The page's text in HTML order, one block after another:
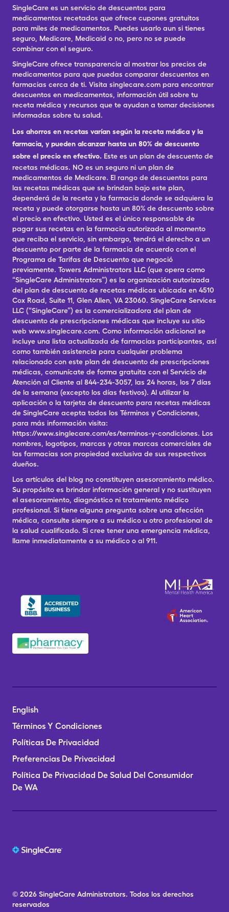
SingleCare es un servicio de descuentos para
medicamentos recetados que ofrece cupones gratuitos
para miles de medicamentos. Puedes usarlo aun si tienes
seguro, Medicare, Medicaid o no, pero no se puede
combinar con el seguro.
SingleCare ofrece transparencia al mostrar los precios de
medicamentos para que puedas comparar descuentos en
farmacias cerca de ti. Visita singlecare.com para encontrar
descuentos en medicamentos, información útil sobre tu
receta médica y recursos que te ayudan a tomar decisiones
informadas sobre tu salud.
Los ahorros en recetas varían según la receta médica y la
farmacia, y pueden alcanzar hasta un 80% de descuento
sobre el precio en efectivo. Este es un plan de descuento de
recetas médicas. NO es un seguro ni un plan de
medicamentos de Medicare. El rango de descuentos para
las recetas médicas que se brindan bajo este plan,
dependerá de la receta y la farmacia donde se adquiera la
receta y puede otorgarse hasta un 80% de descuento sobre
el precio en efectivo. Usted es el único responsable de
pagar sus recetas en la farmacia autorizada al momento
que reciba el servicio, sin embargo, tendrá el derecho a un
descuento por parte de la farmacia de acuerdo con el
Programa de Tarifas de Descuento que negoció
previamente. Towers Administrators LLC (que opera como
“SingleCare Administrators”) es la organización autorizada
del plan de descuento de recetas médicas ubicada en 4510
Cox Road, Suite 11, Glen Allen, VA 23060. SingleCare Services
LLC (“SingleCare”) es la comercializadora del plan de
descuento de prescripciones médicas que incluye su sitio
web www.singlecare.com. Como información adicional se
incluye una lista actualizada de farmacias participantes, así
como también asistencia para cualquier problema
relacionado con este plan de descuento de prescripciones
médicas, comunícate de forma gratuita con el Servicio de
Atención al Cliente al 844-234-3057, las 24 horas, los 7 días
de la semana (excepto los días festivos). Al utilizar la
aplicación o la tarjeta de descuento para recetas médicas
de SingleCare acepta todos los Términos y Condiciones,
para más información visita:
https://www.singlecare.com/es/terminos-y-condiciones. Los
nombres, logotipos, marcas y otras marcas comerciales de
las farmacias son propiedad exclusiva de sus respectivos
dueños.
Los artículos del blog no constituyen asesoramiento médico.
Su propósito es brindar información general y no sustituyen
el asesoramiento, diagnóstico ni tratamiento médico
profesional. Si tiene alguna pregunta sobre una afección
médica, consulte siempre a su médico u otro profesional de
la salud cualificado. Si cree tener una emergencia médica,
llame inmediatamente a su médico o al 911.
English
Términos Y Condiciones
Políticas De Privacidad
Preferencias De Privacidad
Política De Privacidad De Salud Del Consumidor
De WA
© 2026 SingleCare Administrators. Todos los derechos
reservados